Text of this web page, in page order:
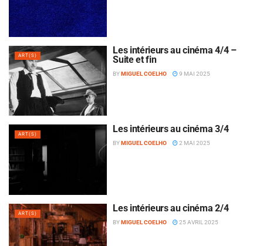
ART(S)
Les intérieurs au cinéma 4/4 –
Suite et fin
BYMIGUEL COELHO 9 MAI 2025
ART(S) Les intérieurs au cinéma 3/4
BY MIGUEL COELHO 2 MAI 2025
ART(S) Les intérieurs au cinéma 2/4
BYMIGUEL COELHO 25 AVRIL 2025